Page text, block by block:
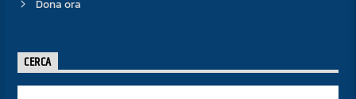
Dona ora
CERCA